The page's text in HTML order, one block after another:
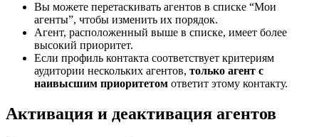
Вы можете перетаскивать агентов в списке “Мои
агенты”, чтобы изменить их порядок.
Агент, расположенный выше в списке, имеет более
высокий приоритет.
Если профиль контакта соответствует критериям
аудитории нескольких агентов, только агент с
наивысшим приоритетом ответит этому контакту.
Активация и деактивация агентов